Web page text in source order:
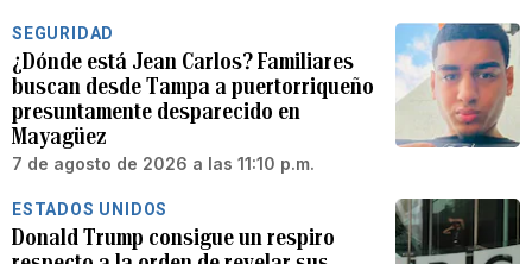
SEGURIDAD
¿Dónde está Jean Carlos? Familiares
buscan desde Tampa a puertorriqueño
presuntamente desparecido en
Mayagüez
7 de agosto de 2026 a las 11:10 p.m.
ESTADOS UNIDOS
Donald Trump consigue un respiro